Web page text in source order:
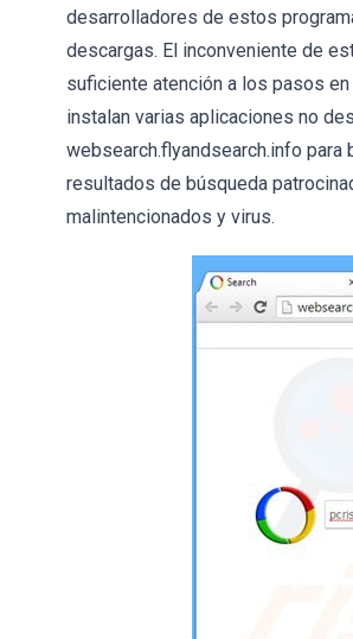
desarrolladores de estos
descargas. El inconveniente de
suficiente atención a los pasos
instalan varias aplicaciones no
websearch.flyandsearch.info para
resultados de búsqueda
malintencionados y virus.